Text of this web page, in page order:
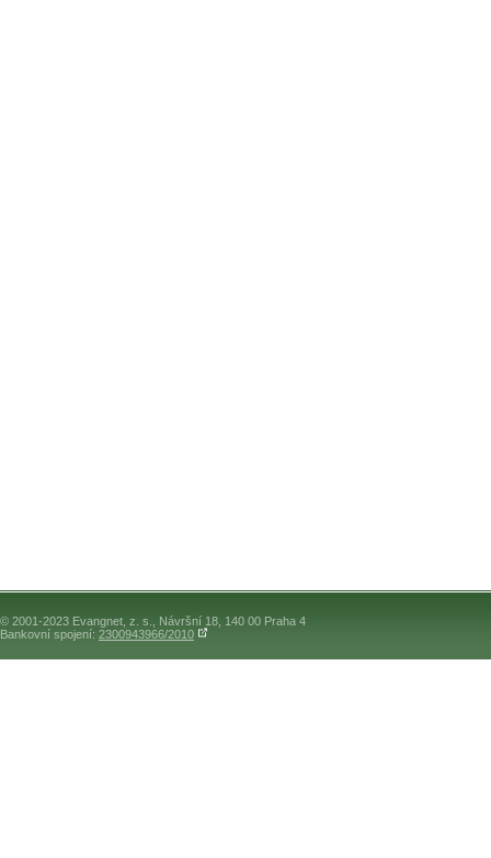
© 2001-2023 Evangnet, z. s., Návršní 18, 140 00 Praha 4
Bankovní spojení: 2300943966/2010